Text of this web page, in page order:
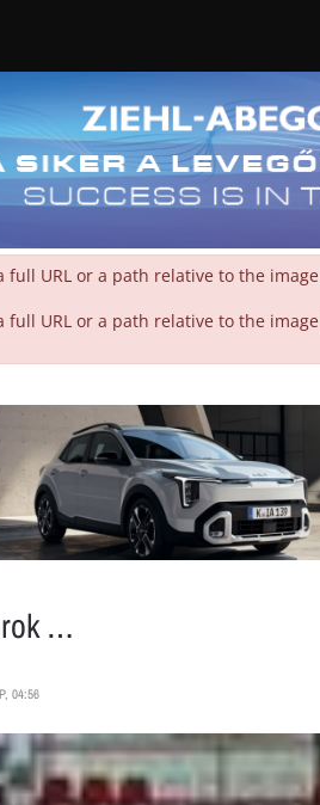
a full URL or a path relative to the
a full URL or a path relative to the
…
04:56